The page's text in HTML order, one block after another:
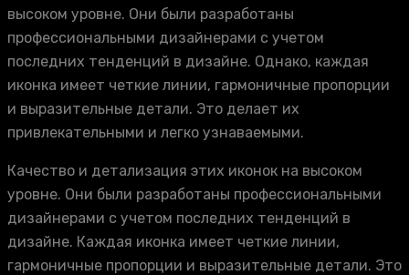
высоком уровне. Они были разработаны
профессиональными дизайнерами с учетом
последних тенденций в дизайне. Однако, каждая
иконка имеет четкие линии, гармоничные пропорции
и выразительные детали. Это делает их
привлекательными и легко узнаваемыми.
Качество и детализация этих иконок на высоком
уровне. Они были разработаны профессиональными
дизайнерами с учетом последних тенденций в
дизайне. Каждая иконка имеет четкие линии,
гармоничные пропорции и выразительные детали. Это